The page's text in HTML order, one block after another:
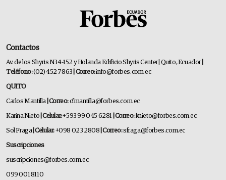
Contactos
Av. de los Shyris N34-152 y Holanda Edificio Shyris Center | Quito, Ecuador
Teléfono:(02) 452 7863 | Correo:info@forbes.com.ec
QUITO
Carlos Mantilla | Correo:cfmantilla@forbes.com.ec
Karina Nieto | Celular:+593 99 045 6281 | Correo: knieto@forbes.com.ec
Sol Fraga | Celular:+098 023 2808 | Correo:sfraga@forbes.com.ec
Suscripciones
suscripciones@forbes.com.ec
099 001 8110